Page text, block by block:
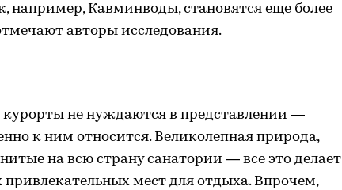
например, Кавминводы, становятся еще более
авторы исследования.
не нуждаются в представлении —
к ним относится. Великолепная природа,
на всю страну санатории — все это делает
мест для отдыха. Впрочем,